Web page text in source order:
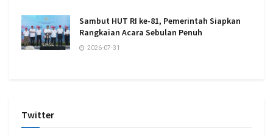
Sambut HUT RI ke-81, Pemerintah Siapkan
Rangkaian Acara Sebulan Penuh
2026-07-31
Twitter